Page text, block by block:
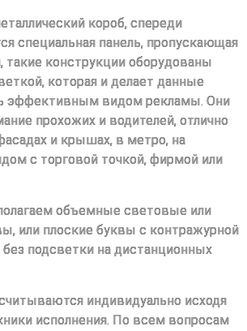
короб, спереди
специальная панель, пропускающая
такие конструкции оборудованы
которая и делает данные
эффективным видом рекламы. Они
прохожих и водителей, отлично
и крышах, в метро, на
с торговой точкой, фирмой или
объемные световые или
или плоские буквы с контражурной
без подсветки на дистанционных
индивидуально исходя
исполнения. По всем вопросам